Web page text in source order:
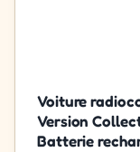
Voiture
Version
Batterie